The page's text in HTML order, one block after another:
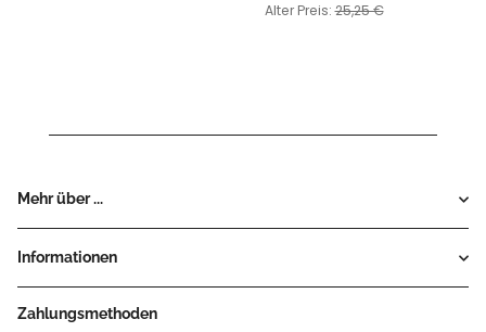
Alter Preis:25,25 €
Mehr über ...
Informationen
Zahlungsmethoden